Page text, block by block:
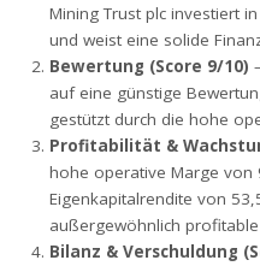
Mining Trust plc investiert
und weist eine solide
Bewertung (Score 9/10)
auf eine günstige
gestützt durch die hohe
Profitabilität &
hohe operative Marge von
Eigenkapitalrendite von
außergewöhnlich
Bilanz & Verschuldung